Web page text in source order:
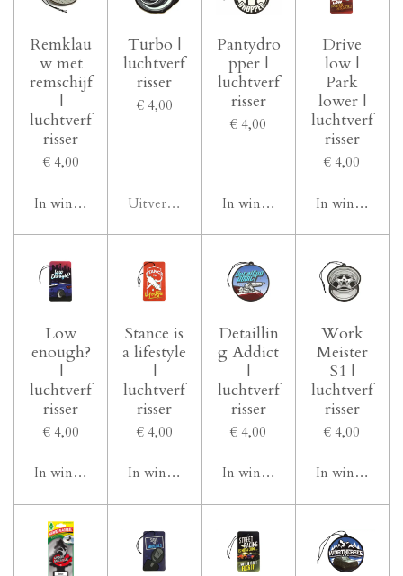
Remklau
w met
remschijf
|
luchtverf
risser
€ 4,00
In winkelwagen
Turbo |
luchtverf
risser
€ 4,00
Uitverkocht
Pantydro
pper |
luchtverf
risser
€ 4,00
In winkelwagen
Drive
low |
Park
lower |
luchtverf
risser
€ 4,00
In
Low
enough?
|
luchtverf
risser
€ 4,00
In winkelwagen
Stance is
a lifestyle
|
luchtverf
risser
€ 4,00
In winkelwagen
Detaillin
g Addict
|
luchtverf
risser
€ 4,00
In winkelwagen
Work
Meister
S1 |
luchtverf
risser
€ 4,00
In